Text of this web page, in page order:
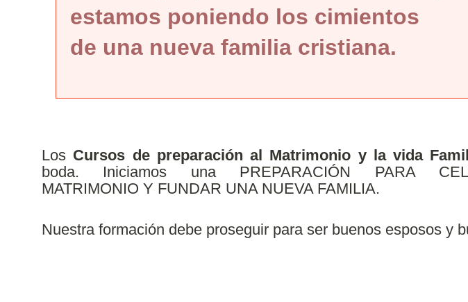
estamos poniendo los cimientos
de una nueva familia cristiana.
Los Cursos de preparación al Matrimonio y la vida
boda. Iniciamos una PREPARACIÓN PARA
MATRIMONIO Y FUNDAR UNA NUEVA FAMILIA.
Nuestra formación debe proseguir para ser buenos esposos y